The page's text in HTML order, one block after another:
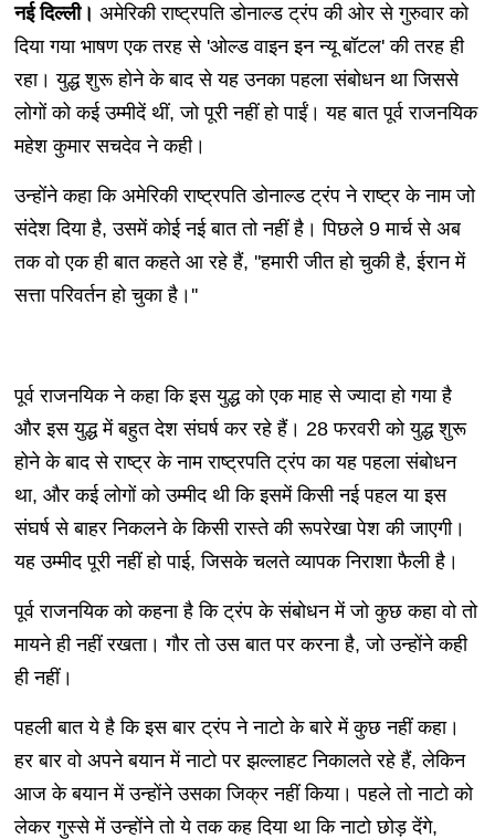
नई दिल्ली। अमेरिकी राष्ट्रपति डोनाल्‍ड ट्रंप की ओर से गुरुवार को
द‍िया गया भाषण एक तरह से 'ओल्‍ड वाइन इन न्‍यू बॉटल' की तरह ही
रहा। युद्ध शुरू होने के बाद से यह उनका पहला संबोधन था ज‍िससे
लोगों को कई उम्‍मीदें थीं, जो पूरी नहीं हो पाईं। यह बात पूर्व राजनयिक
महेश कुमार सचदेव ने कही।
उन्‍होंने कहा क‍ि अमेरिकी राष्ट्रपति डोनाल्‍ड ट्रंप ने राष्‍ट्र के नाम जो
संदेश द‍िया है, उसमें कोई नई बात तो नहीं है। प‍िछले 9 मार्च से अब
तक वो एक ही बात कहते आ रहे हैं, ''हमारी जीत हो चुकी है, ईरान में
सत्ता परिवर्तन हो चुका है।''
पूर्व राजनयिक ने कहा क‍ि इस युद्ध को एक माह से ज्‍यादा हो गया है
और इस युद्ध में बहुत देश संघर्ष कर रहे हैं। 28 फरवरी को युद्ध शुरू
होने के बाद से राष्ट्र के नाम राष्ट्रपति ट्रंप का यह पहला संबोधन
था, और कई लोगों को उम्मीद थी कि इसमें किसी नई पहल या इस
संघर्ष से बाहर निकलने के किसी रास्ते की रूपरेखा पेश की जाएगी।
यह उम्मीद पूरी नहीं हो पाई, जिसके चलते व्यापक निराशा फैली है।
पूर्व राजनयिक को कहना है क‍ि ट्रंप के संबोधन में जो कुछ कहा वो तो
मायने ही नहीं रखता। गौर तो उस बात पर करना है, जो उन्‍होंने कही
ही नहीं।
पहली बात ये है क‍ि इस बार ट्रंप ने नाटो के बारे में कुछ नहीं कहा।
हर बार वो अपने बयान में नाटो पर झल्‍लाहट न‍िकालते रहे हैं, लेक‍िन
आज के बयान में उन्‍होंने उसका ज‍िक्र नहीं क‍िया। पहले तो नाटो को
लेकर गुस्‍से में उन्‍होंने तो ये तक कह द‍िया था क‍ि नाटो छोड़ देंगे,